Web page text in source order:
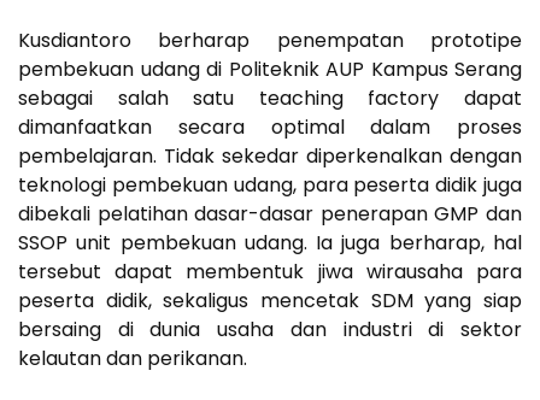
Kusdiantoro berharap penempatan prototipe
pembekuan udang di Politeknik AUP Kampus Serang
sebagai salah satu teaching factory dapat
dimanfaatkan secara optimal dalam proses
pembelajaran. Tidak sekedar diperkenalkan dengan
teknologi pembekuan udang, para peserta didik juga
dibekali pelatihan dasar-dasar penerapan GMP dan
SSOP unit pembekuan udang. Ia juga berharap, hal
tersebut dapat membentuk jiwa wirausaha para
peserta didik, sekaligus mencetak SDM yang siap
bersaing di dunia usaha dan industri di sektor
kelautan dan perikanan.